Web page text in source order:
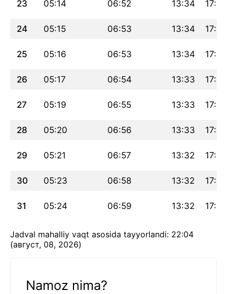
23 05:14 06:52 13:34 17:19
24 05:15 06:53 13:34 17:18
25 05:16 06:53 13:34 17:17
26 05:17 06:54 13:33 17:17
27 05:19 06:55 13:33 17:16
28 05:20 06:56 13:33 17:15
29 05:21 06:57 13:32 17:14
30 05:23 06:58 13:32 17:13
31 05:24 06:59 13:32 17:12
Jadval mahalliy vaqt asosida tayyorlandi: 22:04
(август, 08, 2026)
Namoz nima?